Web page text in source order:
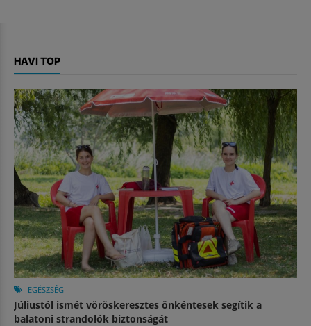
HAVI TOP
EGÉSZSÉG
Júliustól ismét vöröskeresztes önkéntesek segítik a
balatoni strandolók biztonságát